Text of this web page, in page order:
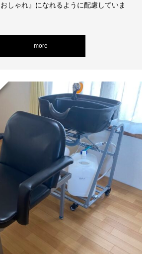
しゃれ』になれるように配慮していま
more